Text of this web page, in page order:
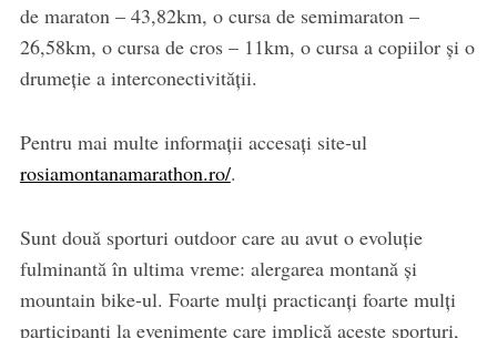
de maraton – 43,82km, o cursa de semimaraton –
26,58km, o cursa de cros – 11km, o cursa a copiilor și o
drumeție a interconectivității.
Pentru mai multe informații accesați site-ul
rosiamontanamarathon.ro/.
Sunt două sporturi outdoor care au avut o evoluție
fulminantă în ultima vreme: alergarea montană și
mountain bike-ul. Foarte mulți practicanți foarte mulți
participanți la evenimente care implică aceste sporturi,